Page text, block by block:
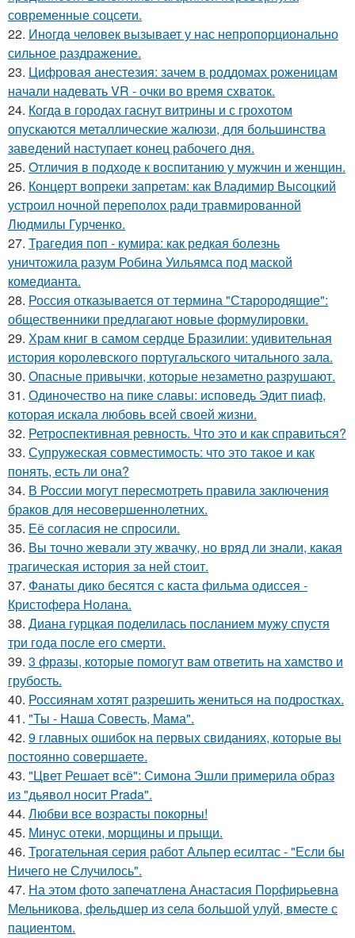
современные соцсети.
22. Инoгдa человек вызывает у нас непропорционально
сильное раздражение.
23. Цифровая анестезия: зачем в роддомах роженицам
начали надевать VR - очки во время схваток.
24. Когда в городах гаснут витрины и с грохотом
опускаются металлические жалюзи, для большинства
заведений наступает конец рабочего дня.
25. Oтличия в подходе к воспитанию у мужчин и женщин.
26. Концерт вопреки запретам: как Владимир Высоцкий
устроил ночной переполох ради травмированной
Людмилы Гурченко.
27. Трагедия поп - кумира: как редкая болезнь
уничтожила разум Робина Уильямса под маской
комедианта.
28. Россия отказывается от термина "Старородящие":
общественники предлагают новые формулировки.
29. Храм книг в самом сердце Бразилии: удивительная
история королевского португальского читального зала.
30. Опасные привычки, которые незаметно разрушают.
31. Одиночество на пике славы: исповедь Эдит пиаф,
которая искала любовь всей своей жизни.
32. Ретроспективная ревность. Что это и как справиться?
33. Супружеская совместимость: что это такое и как
понять, есть ли она?
34. В России могут пересмотреть правила заключения
браков для несовершеннолетних.
35. Её согласия не спросили.
36. Вы точно жевали эту жвачку, но вряд ли знали, какая
трагическая история за ней стоит.
37. Фанаты дико бесятся с каста фильма одиссея -
Кристофера Нолана.
38. Диана гурцкая поделилась посланием мужу спустя
три года после его смерти.
39. 3 фразы, которые помогут вам ответить на хамство и
грубость.
40. Россиянам хотят разрешить жениться на подростках.
41. "Ты - Наша Совесть, Мама".
42. 9 главных ошибок на первых свиданиях, которые вы
постоянно совершаете.
43. "Цвет Решает всё": Симона Эшли примерила образ
из "дьявол носит Prada".
44. Любви все возрасты покорны!
45. Минус отеки, морщины и прыщи.
46. Трогательная серия работ Альпер есилтас - "Если бы
Ничего не Случилось".
47. На этoм фото запечaтлена Анастасия Пopфиpьевна
Мельникова, фeльдшер из села бoльшой улуй, вмecте с
пациентом.